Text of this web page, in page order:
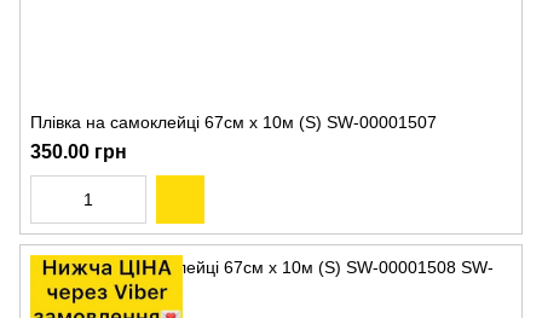
Плівка на самоклейці 67см х 10м (S) SW-00001507
350.00 грн